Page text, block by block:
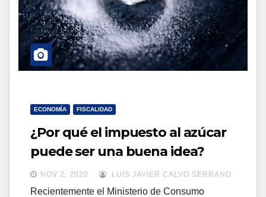
ECONOMÍA FISCALIDAD
¿Por qué el impuesto al azúcar
puede ser una buena idea?
NOV 2, 2020 LUIS JAVIER CALVO SERRANO
Recientemente el Ministerio de Consumo